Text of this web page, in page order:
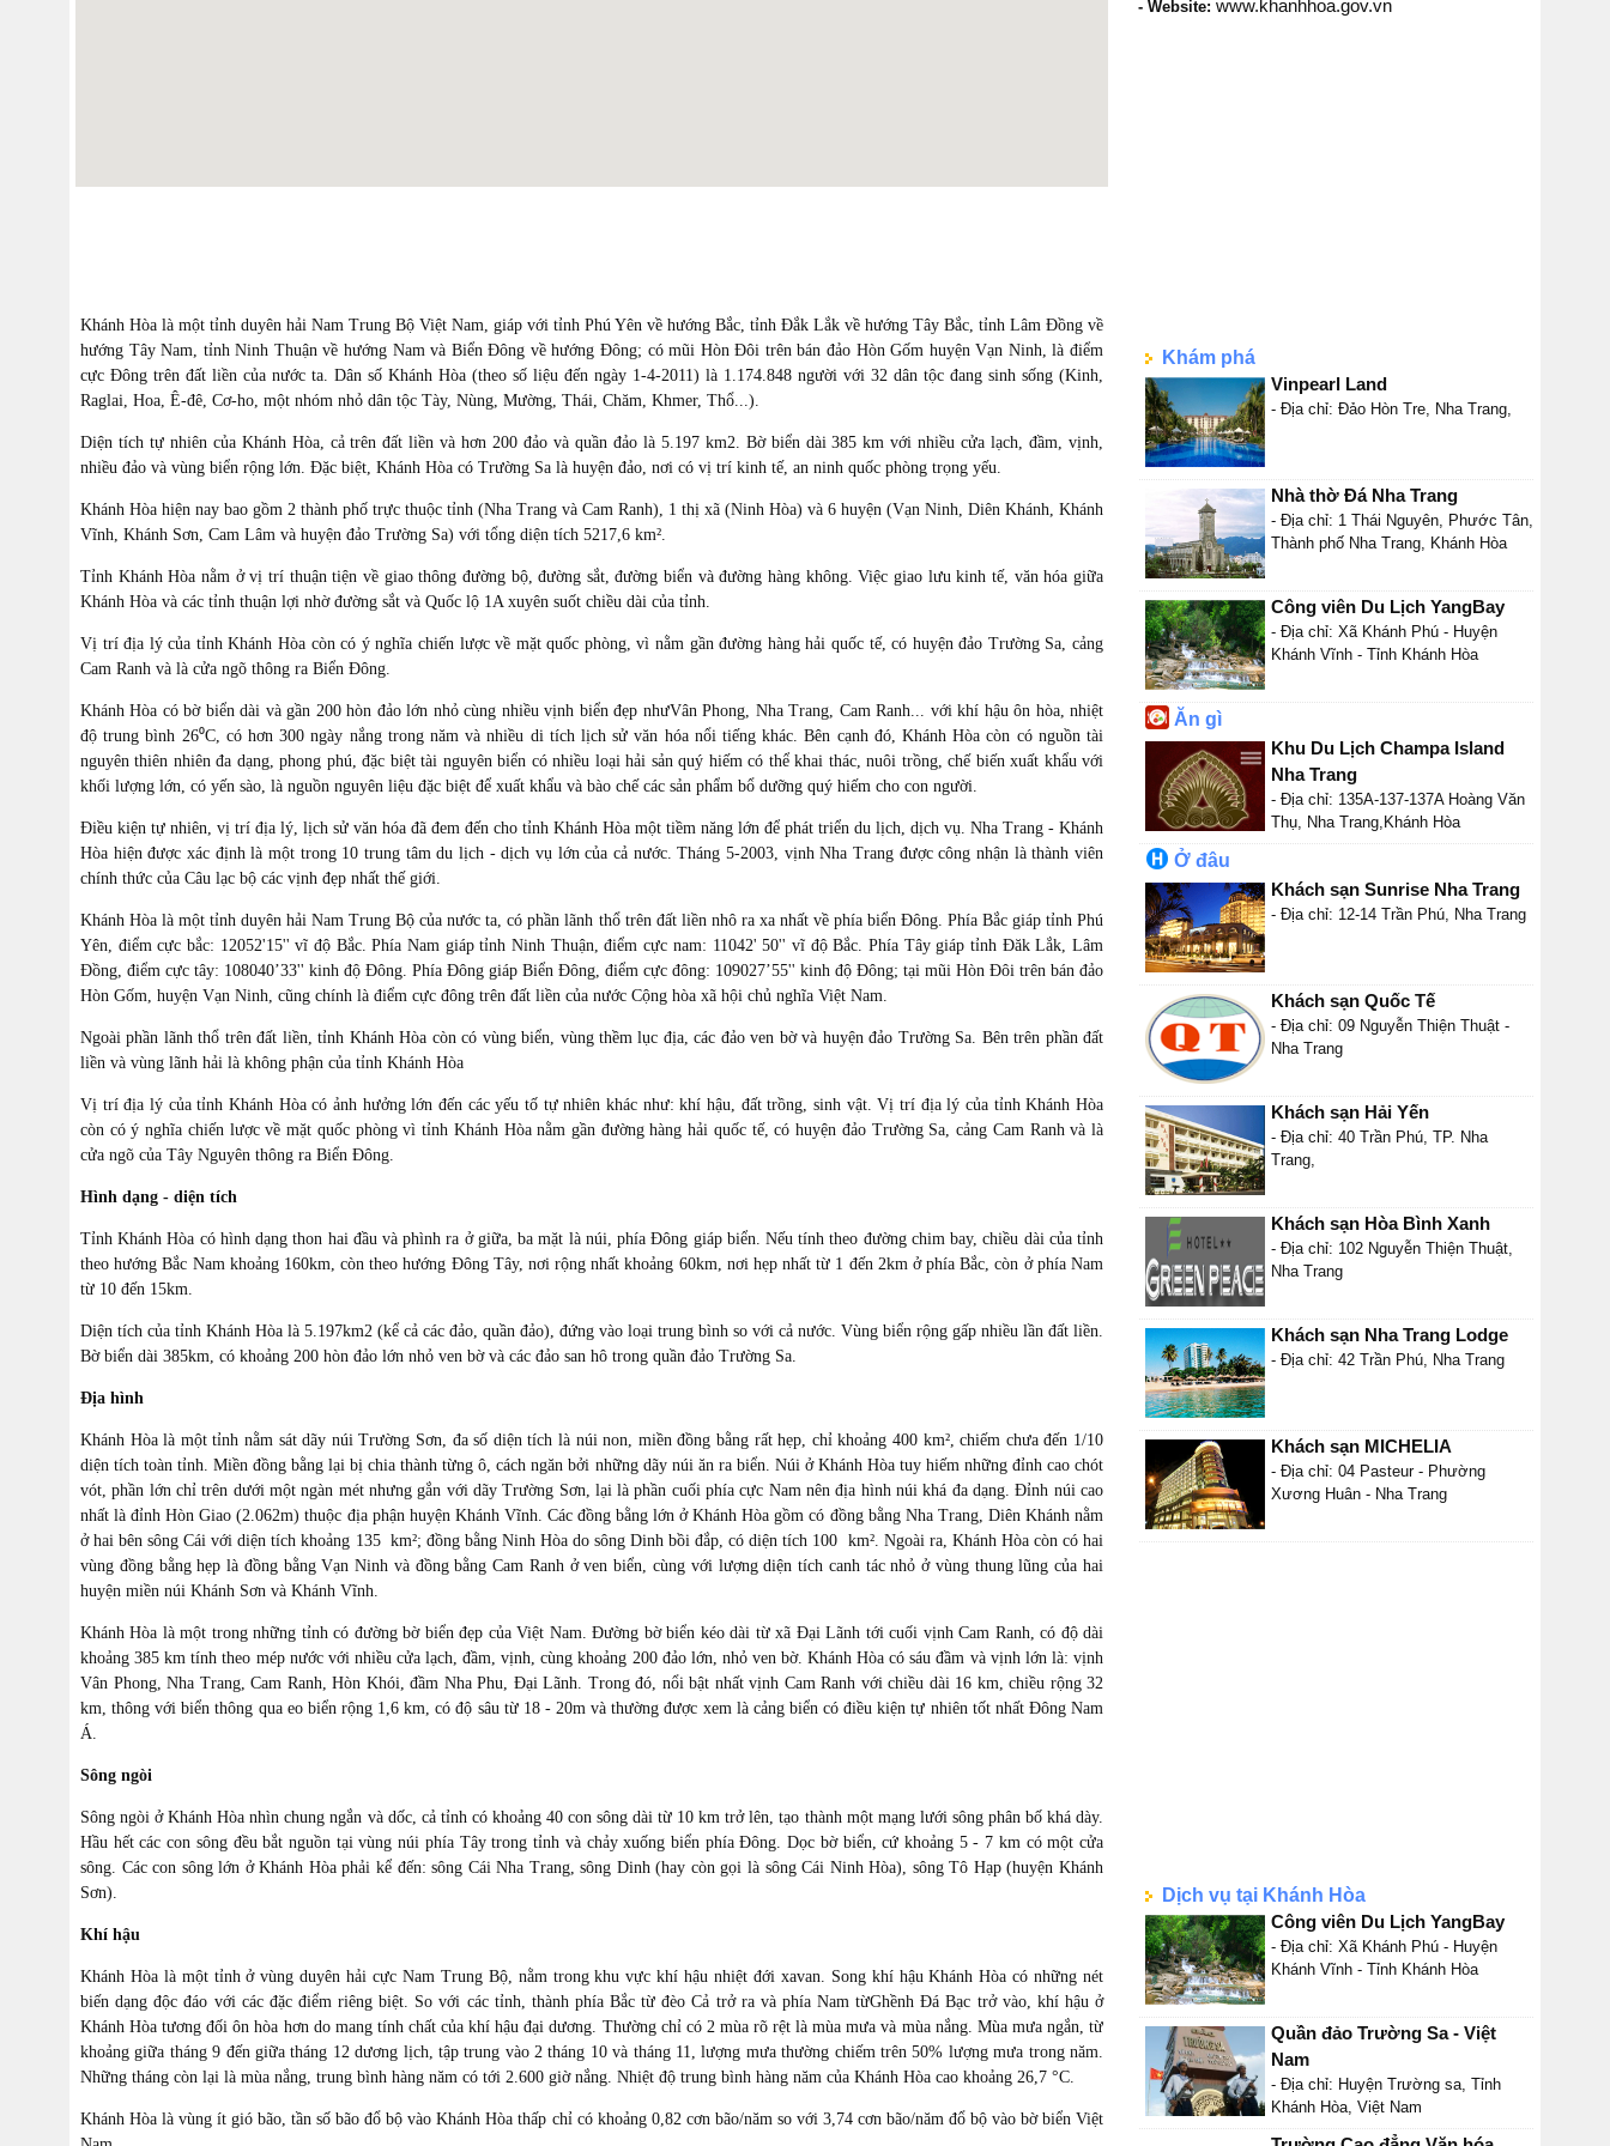
Khánh Hòa là một tỉnh duyên hải Nam Trung Bộ Việt Nam, giáp với tỉnh Phú Yên về hướng Bắc, tỉnh Đắk Lắk về hướng Tây Bắc, tỉnh Lâm Đồng về
hướng Tây Nam, tỉnh Ninh Thuận về hướng Nam và Biển Đông về hướng Đông; có mũi Hòn Ðôi trên bán đảo Hòn Gốm huyện Vạn Ninh, là điểm
cực Ðông trên đất liền của nước ta. Dân số Khánh Hòa (theo số liệu đến ngày 1-4-2011) là 1.174.848 người với 32 dân tộc đang sinh sống (Kinh,
Raglai, Hoa, Ê-đê, Cơ-ho, một nhóm nhỏ dân tộc Tày, Nùng, Mường, Thái, Chăm, Khmer, Thổ...).
Diện tích tự nhiên của Khánh Hòa, cả trên đất liền và hơn 200 đảo và quần đảo là 5.197 km2. Bờ biển dài 385 km với nhiều cửa lạch, đầm, vịnh,
nhiều đảo và vùng biển rộng lớn. Ðặc biệt, Khánh Hòa có Trường Sa là huyện đảo, nơi có vị trí kinh tế, an ninh quốc phòng trọng yếu.
Khánh Hòa hiện nay bao gồm 2 thành phố trực thuộc tỉnh (Nha Trang và Cam Ranh), 1 thị xã (Ninh Hòa) và 6 huyện (Vạn Ninh, Diên Khánh, Khánh
Vĩnh, Khánh Sơn, Cam Lâm và huyện đảo Trường Sa) với tổng diện tích 5217,6 km².
Tỉnh Khánh Hòa nằm ở vị trí thuận tiện về giao thông đường bộ, đường sắt, đường biển và đường hàng không. Việc giao lưu kinh tế, văn hóa giữa
Khánh Hòa và các tỉnh thuận lợi nhờ đường sắt và Quốc lộ 1A xuyên suốt chiều dài của tỉnh.
Vị trí địa lý của tỉnh Khánh Hòa còn có ý nghĩa chiến lược về mặt quốc phòng, vì nằm gần đường hàng hải quốc tế, có huyện đảo Trường Sa, cảng
Cam Ranh và là cửa ngõ thông ra Biển Ðông.
Khánh Hòa có bờ biển dài và gần 200 hòn đảo lớn nhỏ cùng nhiều vịnh biển đẹp nhưVân Phong, Nha Trang, Cam Ranh... với khí hậu ôn hòa, nhiệt
độ trung bình 26⁰C, có hơn 300 ngày nắng trong năm và nhiều di tích lịch sử văn hóa nổi tiếng khác. Bên cạnh đó, Khánh Hòa còn có nguồn tài
nguyên thiên nhiên đa dạng, phong phú, đặc biệt tài nguyên biển có nhiều loại hải sản quý hiếm có thể khai thác, nuôi trồng, chế biến xuất khẩu với
khối lượng lớn, có yến sào, là nguồn nguyên liệu đặc biệt để xuất khẩu và bào chế các sản phẩm bổ dưỡng quý hiếm cho con người.
Ðiều kiện tự nhiên, vị trí địa lý, lịch sử văn hóa đã đem đến cho tỉnh Khánh Hòa một tiềm năng lớn để phát triển du lịch, dịch vụ. Nha Trang - Khánh
Hòa hiện được xác định là một trong 10 trung tâm du lịch - dịch vụ lớn của cả nước. Tháng 5-2003, vịnh Nha Trang được công nhận là thành viên
chính thức của Câu lạc bộ các vịnh đẹp nhất thế giới.
Khánh Hòa là một tỉnh duyên hải Nam Trung Bộ của nước ta, có phần lãnh thổ trên đất liền nhô ra xa nhất về phía biển Đông. Phía Bắc giáp tỉnh Phú
Yên, điểm cực bắc: 12052'15'' vĩ độ Bắc. Phía Nam giáp tỉnh Ninh Thuận, điểm cực nam: 11042' 50'' vĩ độ Bắc. Phía Tây giáp tỉnh Đăk Lắk, Lâm
Đồng, điểm cực tây: 108040’33'' kinh độ Đông. Phía Đông giáp Biển Đông, điểm cực đông: 109027’55'' kinh độ Đông; tại mũi Hòn Đôi trên bán đảo
Hòn Gốm, huyện Vạn Ninh, cũng chính là điểm cực đông trên đất liền của nước Cộng hòa xã hội chủ nghĩa Việt Nam.
Ngoài phần lãnh thổ trên đất liền, tỉnh Khánh Hòa còn có vùng biển, vùng thềm lục địa, các đảo ven bờ và huyện đảo Trường Sa. Bên trên phần đất
liền và vùng lãnh hải là không phận của tỉnh Khánh Hòa
Vị trí địa lý của tỉnh Khánh Hòa có ảnh hưởng lớn đến các yếu tố tự nhiên khác như: khí hậu, đất trồng, sinh vật. Vị trí địa lý của tỉnh Khánh Hòa
còn có ý nghĩa chiến lược về mặt quốc phòng vì tỉnh Khánh Hòa nằm gần đường hàng hải quốc tế, có huyện đảo Trường Sa, cảng Cam Ranh và là
cửa ngõ của Tây Nguyên thông ra Biển Đông.
Hình dạng - diện tích
Tỉnh Khánh Hòa có hình dạng thon hai đầu và phình ra ở giữa, ba mặt là núi, phía Đông giáp biển. Nếu tính theo đường chim bay, chiều dài của tỉnh
theo hướng Bắc Nam khoảng 160km, còn theo hướng Đông Tây, nơi rộng nhất khoảng 60km, nơi hẹp nhất từ 1 đến 2km ở phía Bắc, còn ở phía Nam
từ 10 đến 15km.
Diện tích của tỉnh Khánh Hòa là 5.197km2 (kể cả các đảo, quần đảo), đứng vào loại trung bình so với cả nước. Vùng biển rộng gấp nhiều lần đất liền.
Bờ biển dài 385km, có khoảng 200 hòn đảo lớn nhỏ ven bờ và các đảo san hô trong quần đảo Trường Sa.
Địa hình
Khánh Hòa là một tỉnh nằm sát dãy núi Trường Sơn, đa số diện tích là núi non, miền đồng bằng rất hẹp, chỉ khoảng 400 km², chiếm chưa đến 1/10
diện tích toàn tỉnh. Miền đồng bằng lại bị chia thành từng ô, cách ngăn bởi những dãy núi ăn ra biển. Núi ở Khánh Hòa tuy hiếm những đỉnh cao chót
vót, phần lớn chỉ trên dưới một ngàn mét nhưng gắn với dãy Trường Sơn, lại là phần cuối phía cực Nam nên địa hình núi khá đa dạng. Đỉnh núi cao
nhất là đỉnh Hòn Giao (2.062m) thuộc địa phận huyện Khánh Vĩnh. Các đồng bằng lớn ở Khánh Hòa gồm có đồng bằng Nha Trang, Diên Khánh nằm
ở hai bên sông Cái với diện tích khoảng 135 km²; đồng bằng Ninh Hòa do sông Dinh bồi đắp, có diện tích 100 km². Ngoài ra, Khánh Hòa còn có hai
vùng đồng bằng hẹp là đồng bằng Vạn Ninh và đồng bằng Cam Ranh ở ven biển, cùng với lượng diện tích canh tác nhỏ ở vùng thung lũng của hai
huyện miền núi Khánh Sơn và Khánh Vĩnh.
Khánh Hòa là một trong những tỉnh có đường bờ biển đẹp của Việt Nam. Đường bờ biển kéo dài từ xã Đại Lãnh tới cuối vịnh Cam Ranh, có độ dài
khoảng 385 km tính theo mép nước với nhiều cửa lạch, đầm, vịnh, cùng khoảng 200 đảo lớn, nhỏ ven bờ. Khánh Hòa có sáu đầm và vịnh lớn là: vịnh
Vân Phong, Nha Trang, Cam Ranh, Hòn Khói, đầm Nha Phu, Đại Lãnh. Trong đó, nổi bật nhất vịnh Cam Ranh với chiều dài 16 km, chiều rộng 32
km, thông với biển thông qua eo biển rộng 1,6 km, có độ sâu từ 18 - 20m và thường được xem là cảng biển có điều kiện tự nhiên tốt nhất Đông Nam
Á.
Sông ngòi
Sông ngòi ở Khánh Hòa nhìn chung ngắn và dốc, cả tỉnh có khoảng 40 con sông dài từ 10 km trở lên, tạo thành một mạng lưới sông phân bố khá dày.
Hầu hết các con sông đều bắt nguồn tại vùng núi phía Tây trong tỉnh và chảy xuống biển phía Đông. Dọc bờ biển, cứ khoảng 5 - 7 km có một cửa
sông. Các con sông lớn ở Khánh Hòa phải kể đến: sông Cái Nha Trang, sông Dinh (hay còn gọi là sông Cái Ninh Hòa), sông Tô Hạp (huyện Khánh
Sơn).
Khí hậu
Khánh Hòa là một tỉnh ở vùng duyên hải cực Nam Trung Bộ, nằm trong khu vực khí hậu nhiệt đới xavan. Song khí hậu Khánh Hòa có những nét
biến dạng độc đáo với các đặc điểm riêng biệt. So với các tỉnh, thành phía Bắc từ đèo Cả trở ra và phía Nam từGhềnh Đá Bạc trở vào, khí hậu ở
Khánh Hòa tương đối ôn hòa hơn do mang tính chất của khí hậu đại dương. Thường chỉ có 2 mùa rõ rệt là mùa mưa và mùa nắng. Mùa mưa ngắn, từ
khoảng giữa tháng 9 đến giữa tháng 12 dương lịch, tập trung vào 2 tháng 10 và tháng 11, lượng mưa thường chiếm trên 50% lượng mưa trong năm.
Những tháng còn lại là mùa nắng, trung bình hàng năm có tới 2.600 giờ nắng. Nhiệt độ trung bình hàng năm của Khánh Hòa cao khoảng 26,7 °C.
Khánh Hòa là vùng ít gió bão, tần số bão đổ bộ vào Khánh Hòa thấp chỉ có khoảng 0,82 cơn bão/năm so với 3,74 cơn bão/năm đổ bộ vào bờ biển Việt
- Website: www.khanhhoa.gov.vn
Khám phá
Vinpearl Land
- Địa chỉ: Đảo Hòn Tre, Nha Trang,
Nhà thờ Đá Nha Trang
- Địa chỉ: 1 Thái Nguyên, Phước Tân,
Thành phố Nha Trang, Khánh Hòa
Công viên Du Lịch YangBay
- Địa chỉ: Xã Khánh Phú - Huyện
Khánh Vĩnh - Tỉnh Khánh Hòa
Ăn gì
Khu Du Lịch Champa Island
Nha Trang
- Địa chỉ: 135A-137-137A Hoàng Văn
Thụ, Nha Trang,Khánh Hòa
Ở đâu
Khách sạn Sunrise Nha Trang
- Địa chỉ: 12-14 Trần Phú, Nha Trang
Khách sạn Quốc Tế
- Địa chỉ: 09 Nguyễn Thiện Thuật -
Nha Trang
Khách sạn Hải Yến
- Địa chỉ: 40 Trần Phú, TP. Nha
Trang,
Khách sạn Hòa Bình Xanh
- Địa chỉ: 102 Nguyễn Thiện Thuật,
Nha Trang
Khách sạn Nha Trang Lodge
- Địa chỉ: 42 Trần Phú, Nha Trang
Khách sạn MICHELIA
- Địa chỉ: 04 Pasteur - Phường
Xương Huân - Nha Trang
Dịch vụ tại Khánh Hòa
Công viên Du Lịch YangBay
- Địa chỉ: Xã Khánh Phú - Huyện
Khánh Vĩnh - Tỉnh Khánh Hòa
Quần đảo Trường Sa - Việt
Nam
- Địa chỉ: Huyện Trường sa, Tỉnh
Khánh Hòa, Việt Nam